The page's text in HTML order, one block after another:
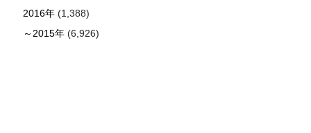
2016年(1,388)
～2015年(6,926)